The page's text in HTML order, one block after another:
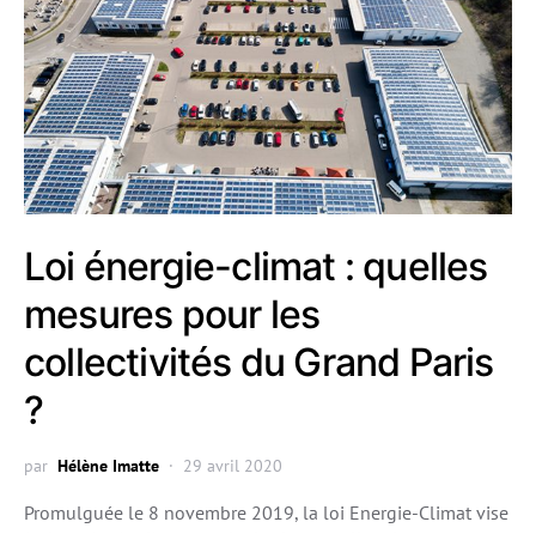
Loi énergie-climat : quelles
mesures pour les
collectivités du Grand Paris
?
par Hélène Imatte 29 avril 2020
Promulguée le 8 novembre 2019, la loi Energie-Climat vise